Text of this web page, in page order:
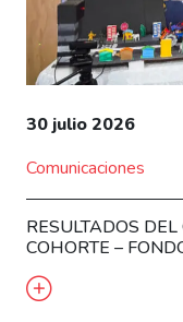
30 julio 2026
Comunicaciones
RESULTADOS
COHORTE –